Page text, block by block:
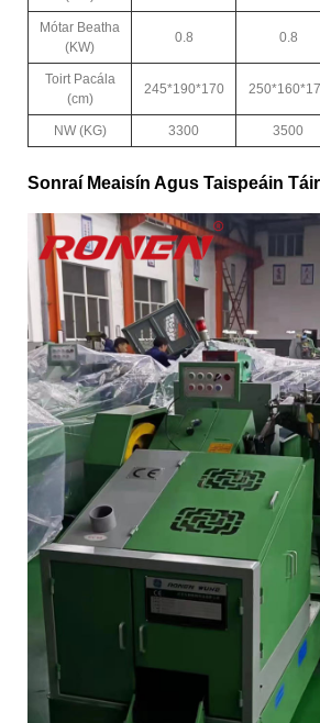
Mótar Beatha
(KW)
0.8 0.8
Toirt Pacála
(cm)
245*190*170
NW (KG) 3300 3500
Sonraí Meaisín Agus Taispeáin